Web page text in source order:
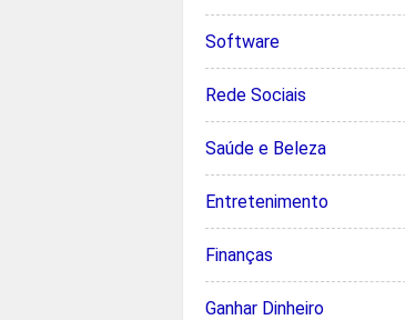
Software
Rede Sociais
Saúde e Beleza
Entretenimento
Finanças
Ganhar Dinheiro